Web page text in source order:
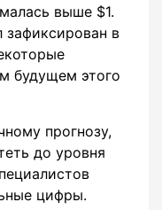
выше $1.
в
будущем этого
прогнозу,
до уровня
цифры.